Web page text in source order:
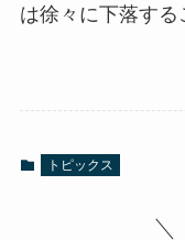
は徐々に下落する
トピックス